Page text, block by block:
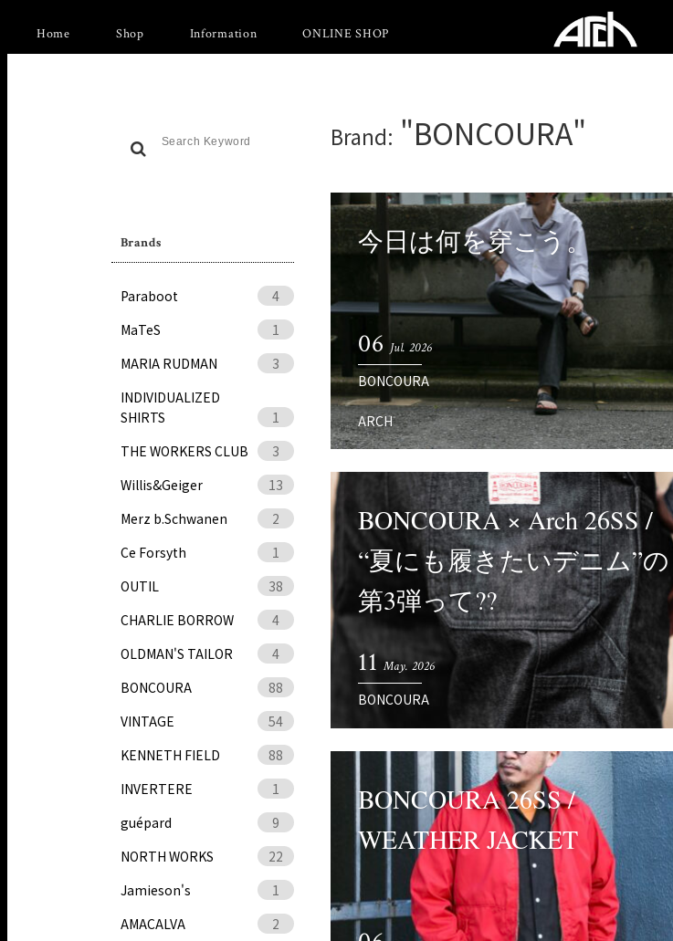
Home Shop Information ONLINE SHOP
Brands
Paraboot
4
MaTeS
1
MARIA RUDMAN
3
INDIVIDUALIZED
SHIRTS
1
THE WORKERS CLUB
3
Willis&Geiger
13
Merz b.Schwanen
2
Ce Forsyth
1
OUTIL
38
CHARLIE BORROW
4
OLDMAN'S TAILOR
4
BONCOURA
88
VINTAGE
54
KENNETH FIELD
88
INVERTERE
1
guépard
9
NORTH WORKS
22
Jamieson's
1
AMACALVA
2
Brand: "BONCOURA"
今日は何を穿こう。
06 Jul. 2026
BONCOURA
ARCH
BONCOURA × Arch 26SS /
“夏にも履きたいデニム”の
第3弾って??
11 May. 2026
BONCOURA
BONCOURA 26SS /
WEATHER JACKET